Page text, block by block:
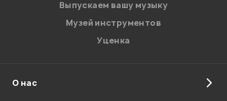
Введите проверочное число:
Отправить
Выпускаем вашу музыку
Музей инструментов
Уценка
О нас